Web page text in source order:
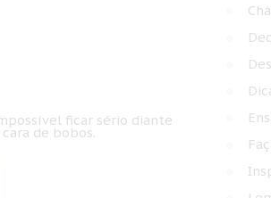
ficar sério diante
de bobos.